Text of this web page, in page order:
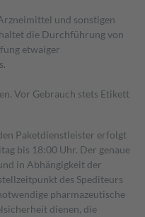
und sonstigen
die Durchführung von
etwaiger
Vor Gebrauch stets Etikett
Paketdienstleister erfolgt
bis 18:00 Uhr. Der genaue
in Abhängigkeit der
des Spediteurs
pharmazeutische
dienen, die